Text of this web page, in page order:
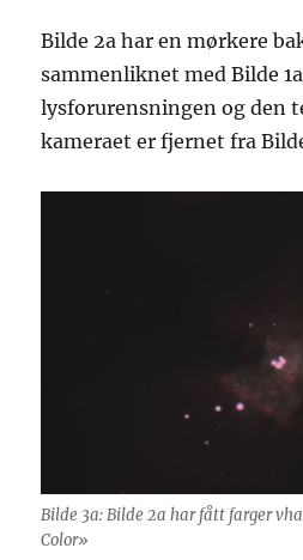
Bilde 2a har en mørkere
sammenliknet med Bilde
lysforurensningen og den
kameraet er fjernet fra
Bilde 3a: Bilde 2a har fått farger
Color»